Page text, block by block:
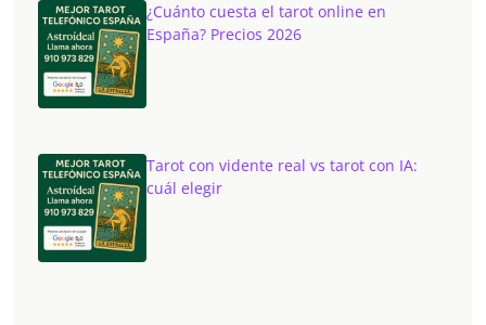
¿Cuánto cuesta el tarot online en
España? Precios 2026
Tarot con vidente real vs tarot con IA:
cuál elegir